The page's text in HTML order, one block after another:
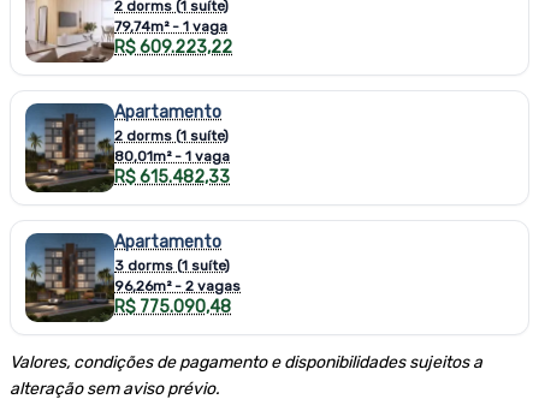
2 dorms (1 suíte)
79,74m² - 1 vaga
R$ 609.223,22
Apartamento
2 dorms (1 suíte)
80,01m² - 1 vaga
R$ 615.482,33
Apartamento
3 dorms (1 suíte)
96,26m² - 2 vagas
R$ 775.090,48
Valores, condições de pagamento e disponibilidades sujeitos a
alteração sem aviso prévio.